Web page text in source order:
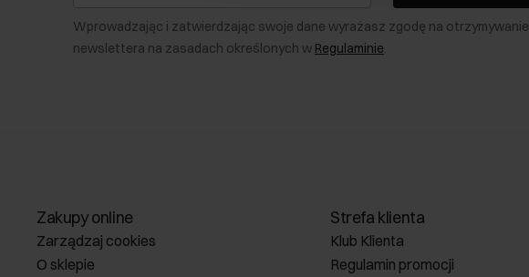
Wprowadzając i zatwierdzając swoje dane wyrażasz zgodę na otrzymywanie
newslettera na zasadach określonych w Regulaminie.
Zakupy online
Zarządzaj cookies
O sklepie
Strefa klienta
Klub Klienta
Regulamin promocji